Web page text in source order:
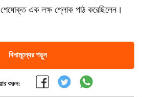
শেষোক্ত এক লক্ষ শ্লোক পাঠ করেছিলেন।
বিনামূল্যের পড়ুন
করুন: